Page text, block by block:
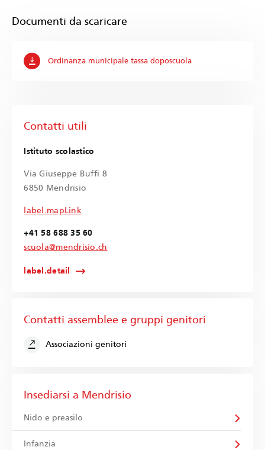
Documenti da scaricare
Ordinanza municipale tassa doposcuola
Contatti utili
Istituto scolastico
Via Giuseppe Buffi 8
6850 Mendrisio
label.mapLink
+41 58 688 35 60
scuola@mendrisio.ch
label.detail
Contatti assemblee e gruppi genitori
Associazioni genitori
Insediarsi a Mendrisio
Nido e preasilo
Infanzia